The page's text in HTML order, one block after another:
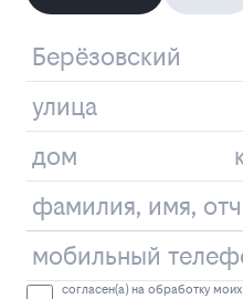
согласен(а) на обработку моих